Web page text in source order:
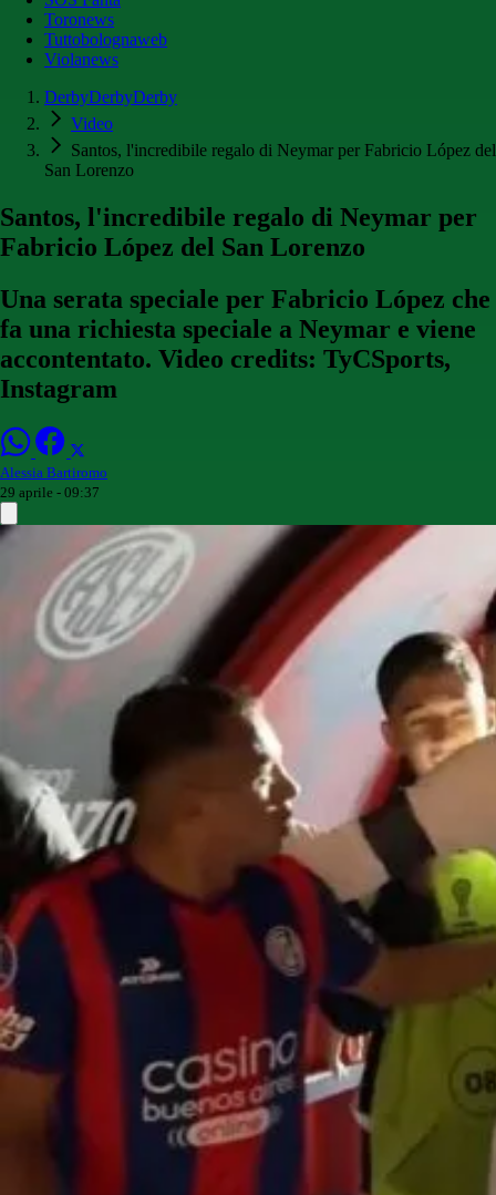
Toronews
Tuttobolognaweb
Violanews
DerbyDerbyDerby
Video
Santos, l'incredibile regalo di Neymar per Fabricio López del
San Lorenzo
Santos, l'incredibile regalo di Neymar per
Fabricio López del San Lorenzo
Una serata speciale per Fabricio López che
fa una richiesta speciale a Neymar e viene
accontentato. Video credits: TyCSports,
Instagram
Alessia Bartiromo
29 aprile - 09:37